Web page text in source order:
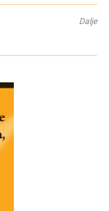
Dalje